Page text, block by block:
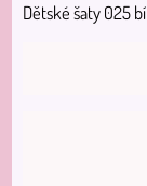
Dětské šaty 025